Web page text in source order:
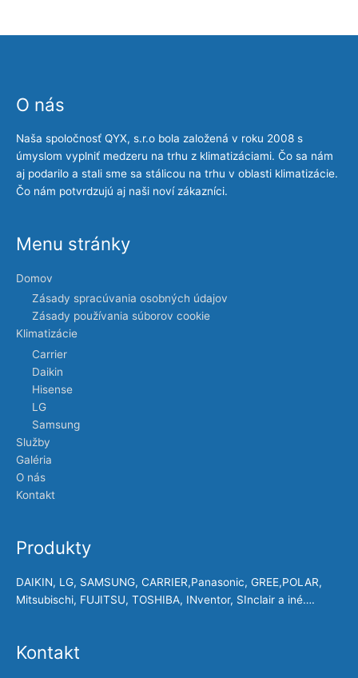
O nás
Naša spoločnosť QYX, s.r.o bola založená v roku 2008 s
úmyslom vyplniť medzeru na trhu z klimatizáciami. Čo sa nám
aj podarilo a stali sme sa stálicou na trhu v oblasti klimatizácie.
Čo nám potvrdzujú aj naši noví zákazníci.
Menu stránky
Domov
Zásady spracúvania osobných údajov
Zásady používania súborov cookie
Klimatizácie
Carrier
Daikin
Hisense
LG
Samsung
Služby
Galéria
O nás
Kontakt
Produkty
DAIKIN, LG, SAMSUNG, CARRIER,Panasonic, GREE,POLAR,
Mitsubischi, FUJITSU, TOSHIBA, INventor, SInclair a iné….
Kontakt